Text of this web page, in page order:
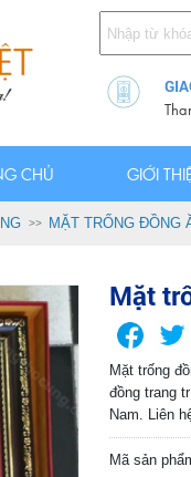
CHỦ GIỚI
MẶT TRỐNG ĐỒNG
Mặt
Mặt trống
đồng trang
Nam. Liên
Mã sản